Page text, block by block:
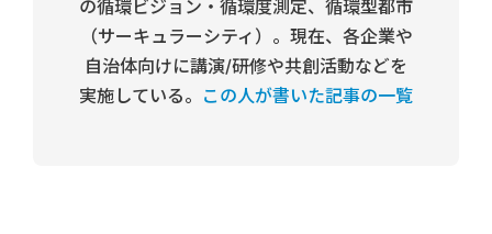
の循環ビジョン・循環度測定、循環型都市
（サーキュラーシティ）。現在、各企業や
自治体向けに講演/研修や共創活動などを
実施している。 この人が書いた記事の一覧